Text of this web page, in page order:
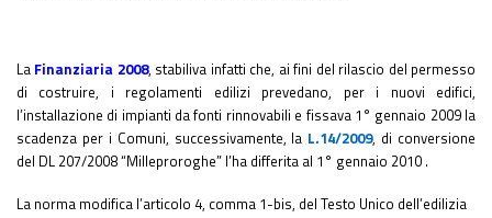
La Finanziaria 2008, stabiliva infatti che, ai fini del rilascio del permesso
di costruire, i regolamenti edilizi prevedano, per i nuovi edifici,
l’installazione di impianti da fonti rinnovabili e fissava 1° gennaio 2009 la
scadenza per i Comuni, successivamente, la L.14/2009, di conversione
del DL 207/2008 “Milleproroghe” l’ha differita al 1° gennaio 2010 .
La norma modifica l’articolo 4, comma 1-bis, del Testo Unico dell’edilizia